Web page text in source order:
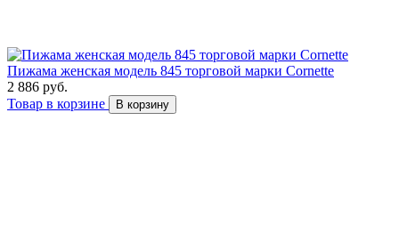
Пижама женская модель 845 торговой марки Cornette
2 886 руб.
Товар в корзине
В корзину